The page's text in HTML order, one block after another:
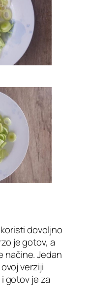
dovoljno
je gotov, a
načine. Jedan
verziji
gotov je za